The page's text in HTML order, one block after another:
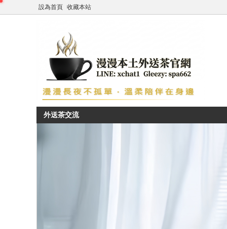
設為首頁 收藏本站
外送茶交流